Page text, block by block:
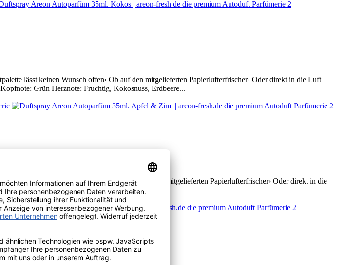
lässt keinen Wunsch offen› Ob auf den mitgelieferten Papierlufterfrischer› Oder direkt in die Luft
Grün Herznote: Fruchtig, Kokosnuss, Erdbeere...
lässt keinen Wunsch offen› Ob auf den mitgelieferten Papierlufterfrischer› Oder direkt in die
Kopfnote: Apfel, Karamel Herznote: Zimt,...